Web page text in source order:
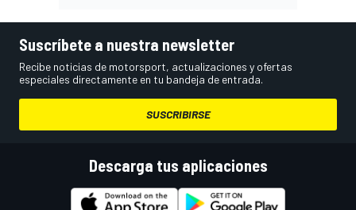
Suscríbete a nuestra newsletter
Recibe noticias de motorsport, actualizaciones y ofertas
especiales directamente en tu bandeja de entrada.
SUSCRIBIRSE
Descarga tus aplicaciones